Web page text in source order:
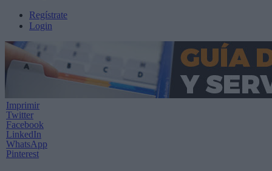
Regístrate
Login
Imprimir
Twitter
Facebook
LinkedIn
WhatsApp
Pinterest